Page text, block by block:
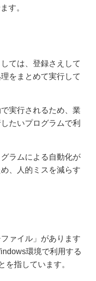
す。
ては、登録さえして
をまとめて実行して
実行されるため、業
たいプログラムで利
ラムによる自動化が
、人的ミスを減らす
ァイル」があります
環境で利用する
を指しています。